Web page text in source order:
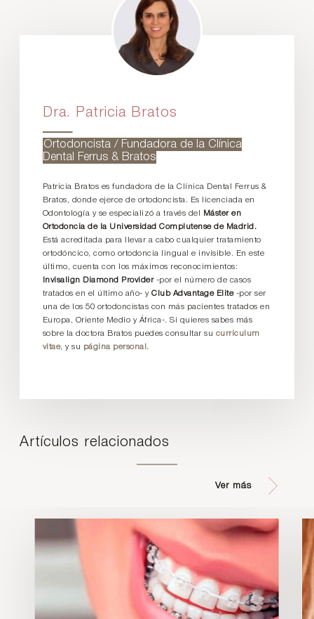
Dra. Patricia Bratos
Ortodoncista / Fundadora de la Clínica
Dental Ferrus & Bratos
Patricia Bratos es fundadora de la Clínica Dental Ferrus &
Bratos, donde ejerce de ortodoncista. Es licenciada en
Odontología y se especializó a través del
Máster en
Ortodoncia de la Universidad Complutense de Madrid.
Está acreditada para llevar a cabo cualquier tratamiento
ortodóncico, como ortodoncia lingual e invisible. En este
último, cuenta con los máximos reconocimientos:
Invisalign Diamond Provider-por el número de casos
tratados en el último año- yClub Advantage Elite-por ser
una de los 50 ortodoncistas con más pacientes tratados en
Europa, Oriente Medio y África-. Si quieres sabes más
sobre la doctora Bratos puedes consultar su curriculum
vitae, y su página personal.
Artículos relacionados
Ver más